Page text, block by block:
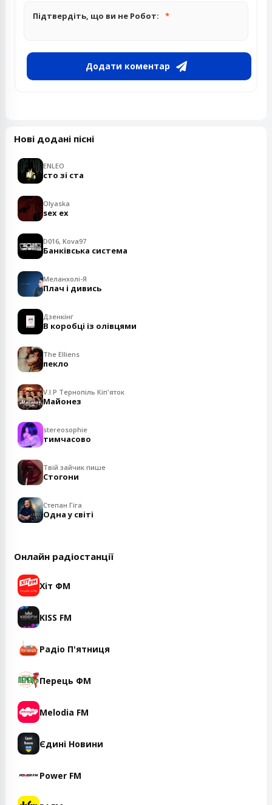
Підтвердіть, що ви не Робот:
Додати коментар
Нові додані пісні
ENLEO
сто зі ста
Olyaska
sex ex
D016, Kova97
Банківська система
Меланхолі-Я
Плач і дивись
Дзенкінг
В коробці із олівцями
The Elliens
пекло
V.I.P Тернопіль Кіп'яток
Майонез
stereosophie
тимчасово
Твій зайчик пише
Стогони
Степан Гіга
Одна у світі
Онлайн радіостанції
Хіт ФМ
KISS FM
Радіо П'ятниця
Перець ФМ
Melodia FM
Єдині Новини
Power FM